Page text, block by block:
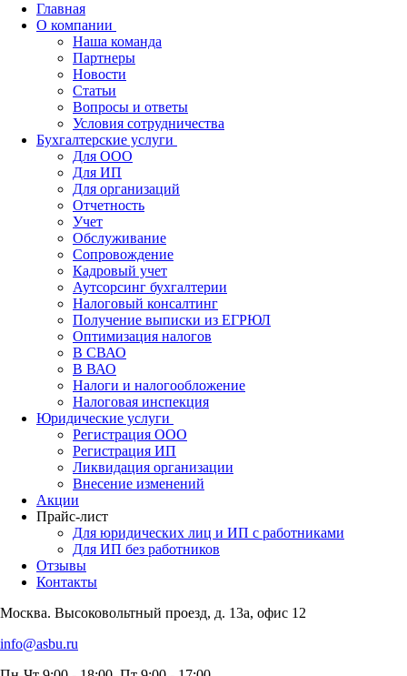
Главная
О компании
Наша команда
Партнеры
Новости
Статьи
Вопросы и ответы
Условия сотрудничества
Бухгалтерские услуги
Для ООО
Для ИП
Для организаций
Отчетность
Учет
Обслуживание
Сопровождение
Кадровый учет
Аутсорсинг бухгалтерии
Налоговый консалтинг
Получение выписки из ЕГРЮЛ
Оптимизация налогов
В СВАО
В ВАО
Налоги и налогообложение
Налоговая инспекция
Юридические услуги
Регистрация ООО
Регистрация ИП
Ликвидация организации
Внесение изменений
Акции
Прайс-лист
Для юридических лиц и ИП с работниками
Для ИП без работников
Отзывы
Контакты
Москва. Высоковольтный проезд, д. 13а, офис 12
info@asbu.ru